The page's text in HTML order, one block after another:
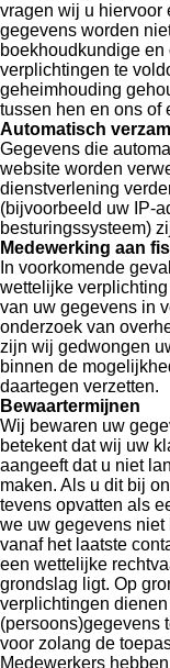
vragen wij u hiervoor
gegevens worden
boekhoudkundige
verplichtingen te
geheimhouding
tussen hen en ons of
Automatisch
Gegevens die
website worden
dienstverlening
(bijvoorbeeld uw IP-
besturingssysteem)
Medewerking aan
In voorkomende
wettelijke
van uw gegevens in
onderzoek van
zijn wij gedwongen
binnen de
daartegen verzetten.
Bewaartermijnen
Wij bewaren uw
betekent dat wij uw
aangeeft dat u niet
maken. Als u dit bij
tevens opvatten als
we uw gegevens
vanaf het laatste
een wettelijke
grondslag ligt. Op
verplichtingen
(persoons)gegevens
voor zolang de
Medewerkers